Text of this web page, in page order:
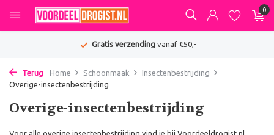
0
Gratis verzendingvanaf €50,-
Terug Home Schoonmaak
Insectenbestrijding
Overige-insectenbestrijding
Overige-insectenbestrijding
Voor alle overige insectenbestrijding vind je bij Voordeeldrogist.nl